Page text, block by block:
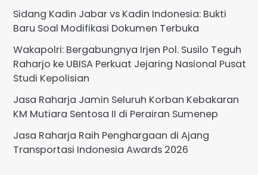
Sidang Kadin Jabar vs Kadin Indonesia: Bukti
Baru Soal Modifikasi Dokumen Terbuka
Wakapolri: Bergabungnya Irjen Pol. Susilo Teguh
Raharjo ke UBISA Perkuat Jejaring Nasional Pusat
Studi Kepolisian
Jasa Raharja Jamin Seluruh Korban Kebakaran
KM Mutiara Sentosa II di Perairan Sumenep
Jasa Raharja Raih Penghargaan di Ajang
Transportasi Indonesia Awards 2026